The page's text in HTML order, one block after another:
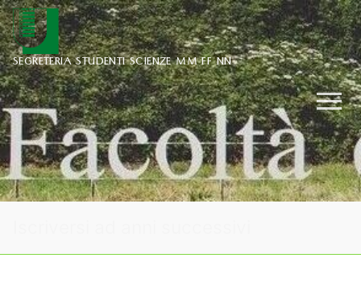
Vai
al
contenuto
SEGRETERIA STUDENTI SCIENZE MM FF NN